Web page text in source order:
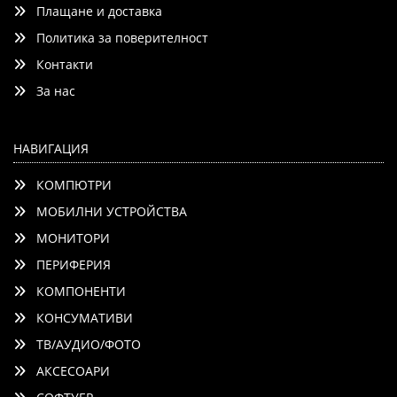
Плащане и доставка
Политика за поверителност
Контакти
За нас
НАВИГАЦИЯ
КОМПЮТРИ
МОБИЛНИ УСТРОЙСТВА
МОНИТОРИ
ПЕРИФЕРИЯ
КОМПОНЕНТИ
КОНСУМАТИВИ
ТВ/АУДИО/ФОТО
АКСЕСОАРИ